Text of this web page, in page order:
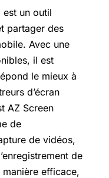
est un outil
partager des
Avec une
il est
le mieux à
d’écran
AZ Screen
de
de vidéos,
de
efficace,